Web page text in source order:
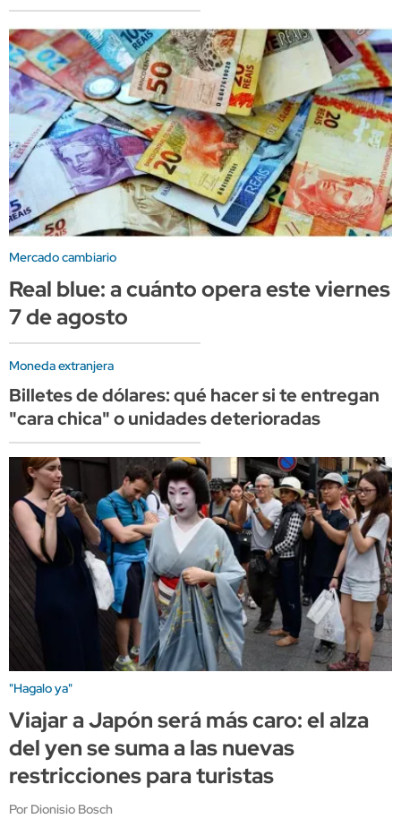
Mercado cambiario
Real blue: a cuánto opera este viernes
7 de agosto
Moneda extranjera
Billetes de dólares: qué hacer si te entregan
"cara chica" o unidades deterioradas
"Hagalo ya"
Viajar a Japón será más caro: el alza
del yen se suma a las nuevas
restricciones para turistas
Por Dionisio Bosch